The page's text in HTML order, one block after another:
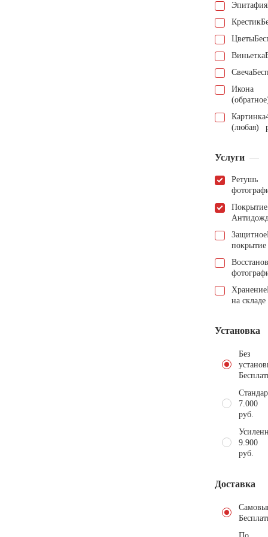
Эпитафия
Крестик
Цветы
Виньетка
Свеча
Икона
Картинка
(любая)
Услуги
Ретушь
Покрытие
Защитное
покрытие
Хранение
на складе
Установка
Без
7.000
руб.
9.900
руб.
Доставка